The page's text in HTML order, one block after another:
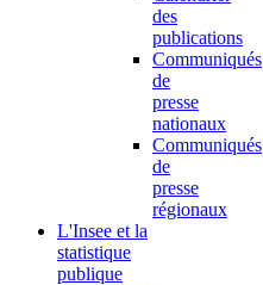
des
publications
Communiqués
de
presse
nationaux
Communiqués
de
presse
régionaux
L'Insee et la
statistique
publique